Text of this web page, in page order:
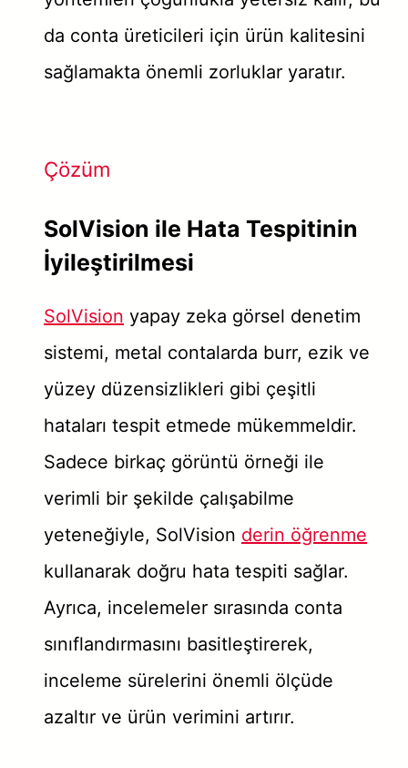
da conta üreticileri için ürün kalitesini
sağlamakta önemli zorluklar yaratır.
Çözüm
SolVision ile Hata Tespitinin
İyileştirilmesi
SolVision yapay zeka görsel denetim
sistemi, metal contalarda burr, ezik ve
yüzey düzensizlikleri gibi çeşitli
hataları tespit etmede mükemmeldir.
Sadece birkaç görüntü örneği ile
verimli bir şekilde çalışabilme
yeteneğiyle, SolVision derin öğrenme
kullanarak doğru hata tespiti sağlar.
Ayrıca, incelemeler sırasında conta
sınıflandırmasını basitleştirerek,
inceleme sürelerini önemli ölçüde
azaltır ve ürün verimini artırır.